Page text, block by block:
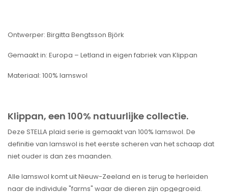
Ontwerper: Birgitta Bengtsson Björk
Gemaakt in: Europa – Letland in eigen fabriek van Klippan
Materiaal: 100% lamswol
Klippan, een 100% natuurlijke collectie.
Deze STELLA plaid serie is gemaakt van 100% lamswol. De
definitie van lamswol is het eerste scheren van het schaap dat
niet ouder is dan zes maanden.
Alle lamswol komt uit Nieuw-Zeeland en is terug te herleiden
naar de individule "farms" waar de dieren zijn opgegroeid.